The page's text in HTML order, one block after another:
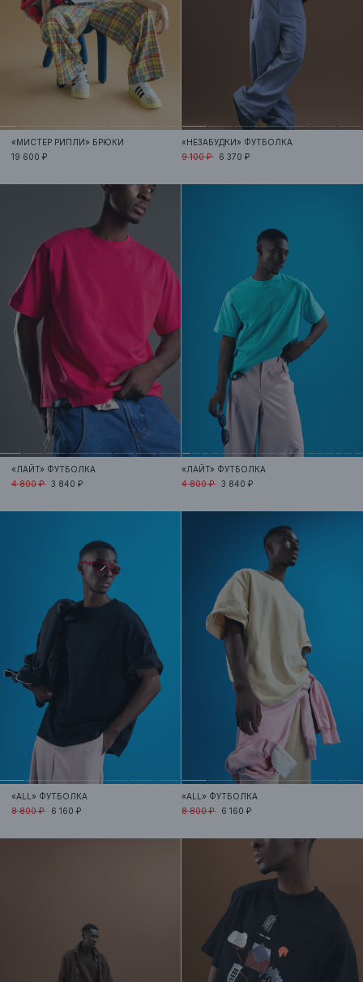
«МИСТЕР РИПЛИ» БРЮКИ
19 600 ₽
«НЕЗАБУДКИ» ФУТБОЛКА
9 100 ₽ 6 370 ₽
«ЛАЙТ» ФУТБОЛКА
4 800 ₽ 3 840 ₽
«ЛАЙТ» ФУТБОЛКА
4 800 ₽ 3 840 ₽
«ALL» ФУТБОЛКА
8 800 ₽ 6 160 ₽
«ALL» ФУТБОЛКА
8 800 ₽ 6 160 ₽